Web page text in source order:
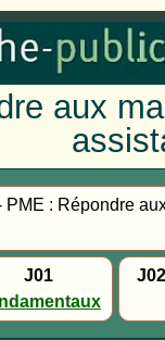
aux
PME : Répondre
J01
J02